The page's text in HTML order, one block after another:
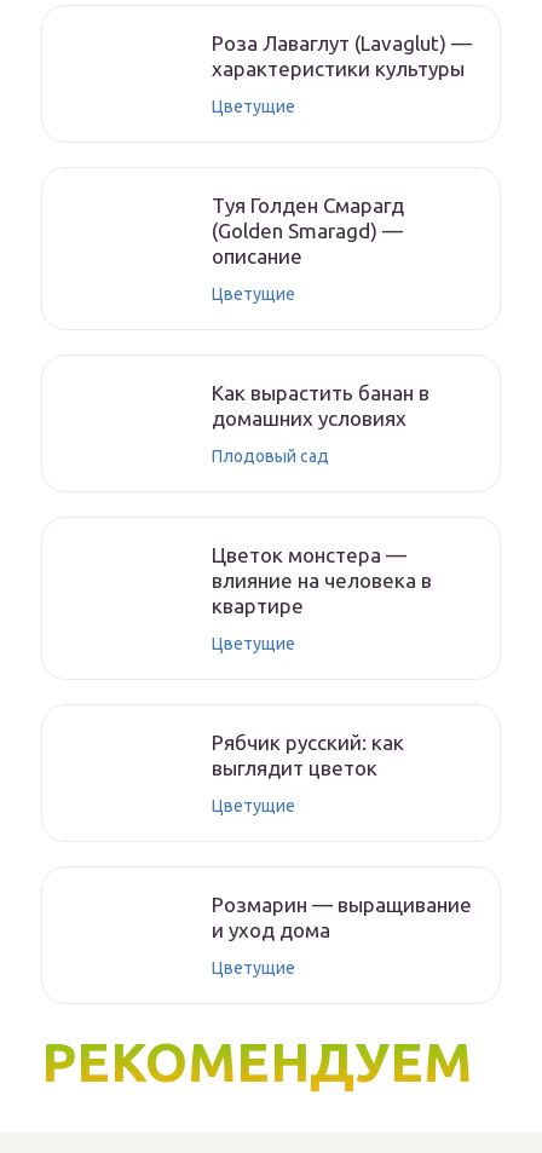
Роза Лаваглут (Lavaglut) —
характеристики культуры
Цветущие
Туя Голден Смарагд
(Golden Smaragd) —
описание
Цветущие
Как вырастить банан в
домашних условиях
Плодовый сад
Цветок монстера —
влияние на человека в
квартире
Цветущие
Рябчик русский: как
выглядит цветок
Цветущие
Розмарин — выращивание
и уход дома
Цветущие
РЕКОМЕНДУЕМ